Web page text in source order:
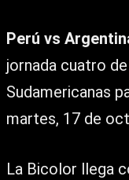
Perú vs
jornada cuatro
Sudamericanas
martes, 17 de
La Bicolor llega